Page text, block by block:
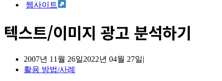
웹사이트
텍스트/이미지 광고 분석하기
2007년 11월 26일2022년 04월 27일
활용 방법/사례